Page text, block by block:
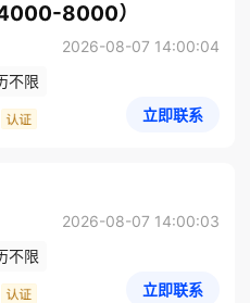
8000）
2026-08-07 14:00:04
不限
立即联系
2026-08-07 14:00:03
不限
立即联系